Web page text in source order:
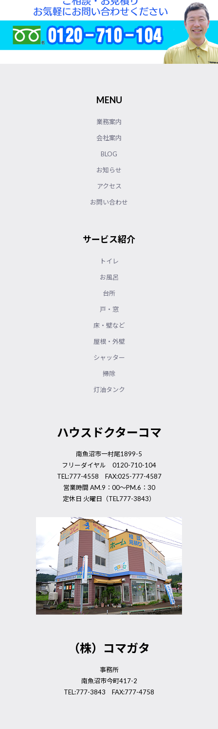
MENU
業務案内
会社案内
BLOG
お知らせ
アクセス
お問い合わせ
サービス紹介
トイレ
お風呂
台所
戸・窓
床・壁など
屋根・外壁
シャッター
掃除
灯油タンク
ハウスドクターコマ
南魚沼市一村尾1899-5
フリーダイヤル 0120-710-104
TEL:777-4558 FAX:025-777-4587
営業時間 AM.9：00～PM.6：30
定休日 火曜日（TEL777-3843）
（株）コマガタ
事務所
南魚沼市今町417-2
TEL:777-3843 FAX:777-4758